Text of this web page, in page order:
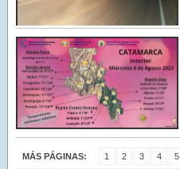
MÁS PÁGINAS: 1 2 3 4 5